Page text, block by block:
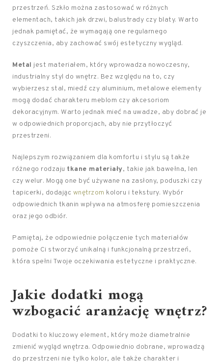
przestrzeń. Szkło można zastosować w różnych
elementach, takich jak drzwi, balustrady czy blaty. Warto
jednak pamiętać, że wymagają one regularnego
czyszczenia, aby zachować swój estetyczny wygląd.
Metal jest materiałem, który wprowadza nowoczesny,
industrialny styl do wnętrz. Bez względu na to, czy
wybierzesz stal, miedź czy aluminium, metalowe elementy
mogą dodać charakteru meblom czy akcesoriom
dekoracyjnym. Warto jednak mieć na uwadze, aby dobrać je
w odpowiednich proporcjach, aby nie przytłoczyć
przestrzeni.
Najlepszym rozwiązaniem dla komfortu i stylu są także
różnego rodzaju tkane materiały, takie jak bawełna, len
czy welur. Mogą one być używane na zasłony, poduszki czy
tapicerki, dodając wnętrzom koloru i tekstury. Wybór
odpowiednich tkanin wpływa na atmosferę pomieszczenia
oraz jego odbiór.
Pamiętaj, że odpowiednie połączenie tych materiałów
pomoże Ci stworzyć unikalną i funkcjonalną przestrzeń,
która spełni Twoje oczekiwania estetyczne i praktyczne.
Jakie dodatki mogą
wzbogacić aranżację wnętrz?
Dodatki to kluczowy element, który może diametralnie
zmienić wygląd wnętrza. Odpowiednio dobrane, wprowadzą
do przestrzeni nie tylko kolor, ale także charakter i